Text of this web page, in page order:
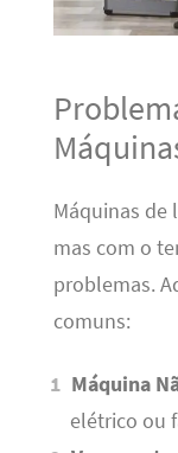
Máquinas de
mas com o
problemas.
comuns:
Máquina
elétrico ou